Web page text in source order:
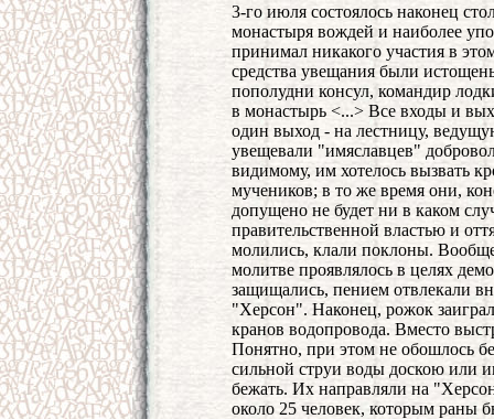
3-го июля состоялось наконец
монастыря вождей и наиболее
принимал никакого участия в
средства увещания были
пополудни консул, командир
в монастырь <...> Все входы и
один выход - на лестницу,
увещевали "имяславцев"
видимому, им хотелось вызвать
мучеников; в то же время они,
допущено не будет ни в каком
правительственной властью и
молились, клали поклоны.
молитве проявлялось в целях
защищались, пением отвлекали
"Херсон". Наконец, рожок
кранов водопровода. Вместо
Понятно, при этом не обошлось
сильной струи воды доскою или
бежать. Их направляли на
около 25 человек, которым раны